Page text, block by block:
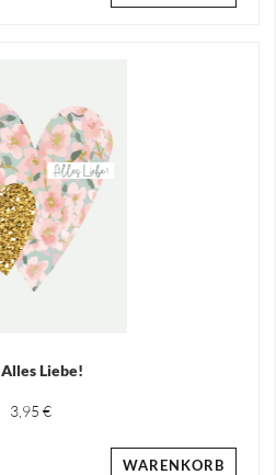
Alles Liebe!
3,95 €
WARENKORB